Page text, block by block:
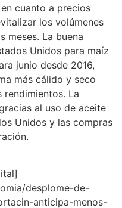
cuanto a precios
los volúmenes
meses. La buena
Unidos para maíz
junio desde 2016,
más cálido y seco
La
al uso de aceite
Unidos y las compras
desplome-de-
anticipa-menos-